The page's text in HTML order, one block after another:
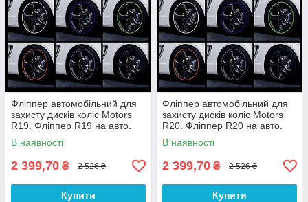
Фліппер автомобільний для
захисту дисків коліс Motors
R19. Фліппер R19 на авто.
Фліппер на диск. Фліппер
диск
В наявності
2 399,70 ₴ 2 526 ₴
Купити
Фліппер автомобільний для
захисту дисків коліс Motors
R20. Фліппер R20 на авто.
Фліппер на диск. Фліппер
диск
В наявності
2 399,70 ₴ 2 526 ₴
Купити